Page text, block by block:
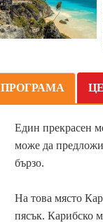
ПРОГРАМА
Един прекрасен
може да
бързо.
На това място
пясък. Карибско